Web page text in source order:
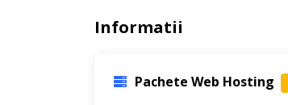
Informatii
Pachete Web Hosting